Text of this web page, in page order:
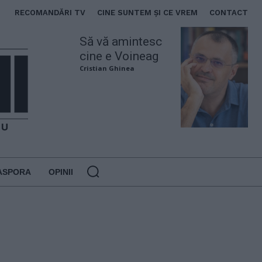
RECOMANDĂRI TV CINE SUNTEM ȘI CE VREM CONTACT
Să vă amintesc
cine e Voineag
Cristian Ghinea
OPINII